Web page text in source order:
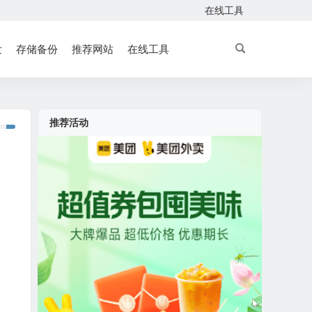
在线工具
存储备份 推荐网站 在线工具
推荐活动